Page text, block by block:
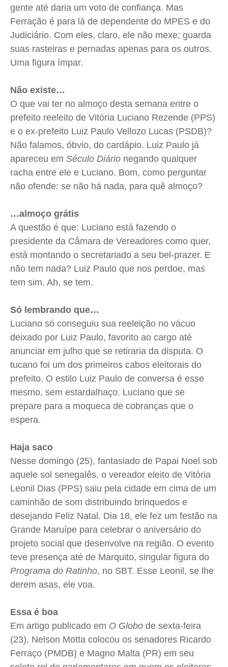
Expediente
Contato
Anuncie
Termos de Uso
Privacidade
Expediente
Contato
Anuncie
Termos de Uso
Privacidade
Expediente
Contato
Anuncie
Termos de Uso
Privacidade
Expediente
Contato
Anuncie
Termos de Uso
Privacidade
gente até daria um voto de confiança. Mas
Ferração é para lá de dependente do MPES e do
Judiciário. Com eles, claro, ele não mexe; guarda
suas rasteiras e pernadas apenas para os outros.
Uma figura ímpar.
Não existe…
O que vai ter no almoço desta semana entre o
prefeito reeleito de Vitória Luciano Rezende (PPS)
e o ex-prefeito Luiz Paulo Vellozo Lucas (PSDB)?
Não falamos, óbvio, do cardápio. Luiz Paulo já
apareceu em Século Diário negando qualquer
racha entre ele e Luciano. Bom, como perguntar
não ofende: se não há nada, para quê almoço?
…almoço grátis
A questão é que: Luciano está fazendo o
presidente da Câmara de Vereadores como quer,
está montando o secretariado a seu bel-prazer. E
não tem nada? Luiz Paulo que nos perdoe, mas
tem sim. Ah, se tem.
Só lembrando que…
Luciano só conseguiu sua reeleição no vácuo
deixado por Luiz Paulo, favorito ao cargo até
anunciar em julho que se retiraria da disputa. O
tucano foi um dos primeiros cabos eleitorais do
prefeito. O estilo Luiz Paulo de conversa é esse
mesmo, sem estardalhaço. Luciano que se
prepare para a moqueca de cobranças que o
espera.
Haja saco
Nesse domingo (25), fantasiado de Papai Noel sob
aquele sol senegalês, o vereador eleito de Vitória
Leonil Dias (PPS) saiu pela cidade em cima de um
caminhão de som distribuindo brinquedos e
desejando Feliz Natal. Dia 18, ele fez um festão na
Grande Maruípe para celebrar o aniversário do
projeto social que desenvolve na região. O evento
teve presença até de Marquito, singular figura do
Programa do Ratinho, no SBT. Esse Leonil, se lhe
derem asas, ele voa.
Essa é boa
Em artigo publicado em O Globo de sexta-feira
(23), Nelson Motta colocou os senadores Ricardo
Ferraço (PMDB) e Magno Malta (PR) em seu